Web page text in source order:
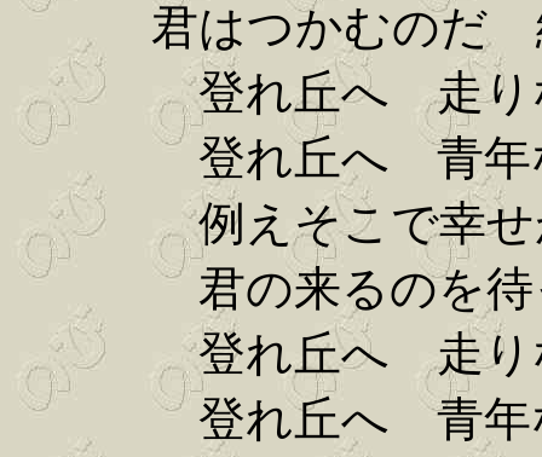
君はつかむのだ
登れ丘へ 走り
登れ丘へ 青年
例えそこで幸せ
君の来るのを待っ
登れ丘へ 走り
登れ丘へ 青年